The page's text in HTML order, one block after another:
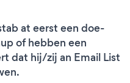
at eerst een doe-
of hebben een
dat hij/zij an Email List